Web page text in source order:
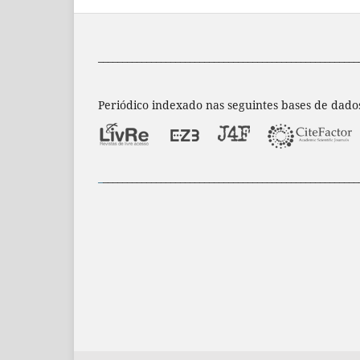
Periódico indexado nas seguintes bases de